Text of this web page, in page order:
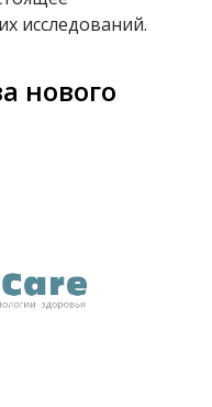
исследований.
нового